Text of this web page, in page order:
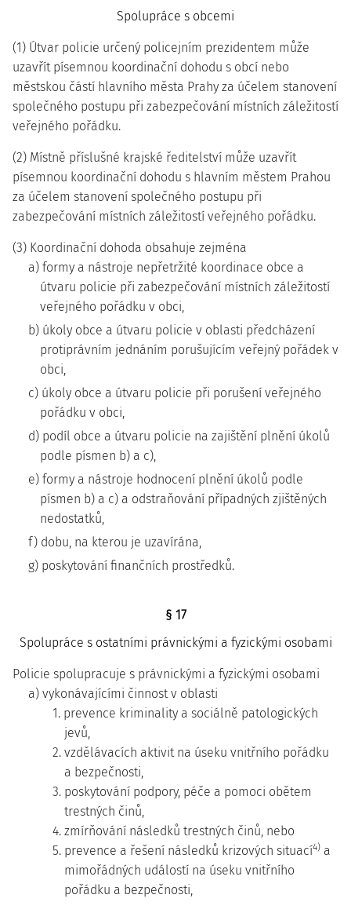
Spolupráce s obcemi
(1) Útvar policie určený policejním prezidentem může
uzavřít písemnou koordinační dohodu s obcí nebo
městskou částí hlavního města Prahy za účelem stanovení
společného postupu při zabezpečování místních záležitostí
veřejného pořádku.
(2) Místně příslušné krajské ředitelství může uzavřít
písemnou koordinační dohodu s hlavním městem Prahou
za účelem stanovení společného postupu při
zabezpečování místních záležitostí veřejného pořádku.
(3) Koordinační dohoda obsahuje zejména
a) formy a nástroje nepřetržité koordinace obce a
útvaru policie při zabezpečování místních záležitostí
veřejného pořádku v obci,
b) úkoly obce a útvaru policie v oblasti předcházení
protiprávním jednáním porušujícím veřejný pořádek v
obci,
c) úkoly obce a útvaru policie při porušení veřejného
pořádku v obci,
d) podíl obce a útvaru policie na zajištění plnění úkolů
podle písmen b) a c),
e) formy a nástroje hodnocení plnění úkolů podle
písmen b) a c) a odstraňování případných zjištěných
nedostatků,
f) dobu, na kterou je uzavírána,
g) poskytování finančních prostředků.
§ 17
Spolupráce s ostatními právnickými a fyzickými osobami
Policie spolupracuje s právnickými a fyzickými osobami
a) vykonávajícími činnost v oblasti
1. prevence kriminality a sociálně patologických
jevů,
2. vzdělávacích aktivit na úseku vnitřního pořádku
a bezpečnosti,
3. poskytování podpory, péče a pomoci obětem
trestných činů,
4. zmírňování následků trestných činů, nebo
5. prevence a řešení následků krizových situací4) a
mimořádných událostí na úseku vnitřního
pořádku a bezpečnosti,